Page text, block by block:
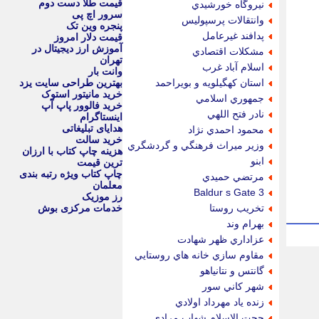
نيروگاه خورشيدي
وانتقالات پرسپوليس
پدافند غيرعامل
مشكلات اقتصادي
اسلام آباد غرب
استان كهگيلويه و بويراحمد
جمهوري اسلامي
نادر فتح اللهي
محمود احمدي نژاد
وزير ميراث فرهنگي و گردشگري
ابنو
مرتضي حميدي
Baldur s Gate 3
تخريب روستا
بهرام وند
عزاداري ظهر شهادت
مقاوم سازي خانه هاي روستايي
گانتس و نتانياهو
شهر كاني سور
زنده ياد مهرداد اولادي
قیمت طلا دست دوم
سرور اچ پی
پنجره وین تک
قیمت دلار امروز
آموزش ارز دیجیتال در
تهران
وانت بار
بهترین طراحی سایت یزد
خرید مانیتور استوک
خرید فالوور پاپ آپ
اینستاگرام
هدایای تبلیغاتی
خرید سالت
هزینه چاپ کتاب با ارزان
ترین قیمت
چاپ کتاب ویژه رتبه بندی
معلمان
رز موزیک
خدمات مرکزی بوش